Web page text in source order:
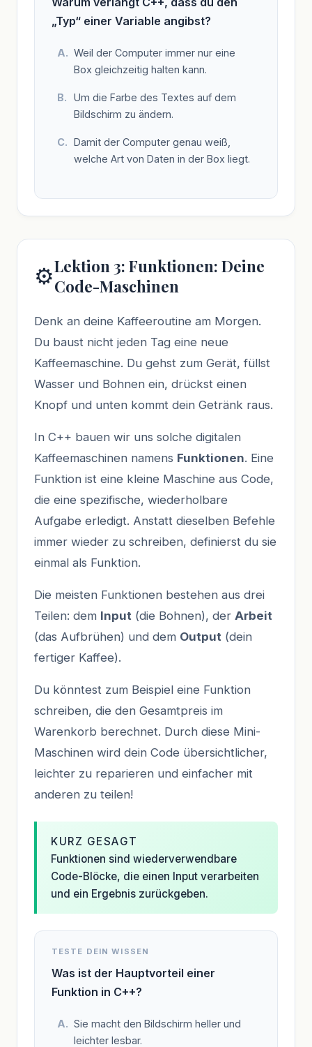
„Typ“ einer Variable angibst?
Weil der Computer immer nur eine
Box gleichzeitig halten kann.
Um die Farbe des Textes auf dem
Bildschirm zu ändern.
Damit der Computer genau weiß,
welche Art von Daten in der Box liegt.
⚙️Lektion 3: Funktionen: Deine
Code-Maschinen
Denk an deine Kaffeeroutine am Morgen.
Du baust nicht jeden Tag eine neue
Kaffeemaschine. Du gehst zum Gerät, füllst
Wasser und Bohnen ein, drückst einen
Knopf und unten kommt dein Getränk raus.
In C++ bauen wir uns solche digitalen
Kaffeemaschinen namens Funktionen. Eine
Funktion ist eine kleine Maschine aus Code,
die eine spezifische, wiederholbare
Aufgabe erledigt. Anstatt dieselben Befehle
immer wieder zu schreiben, definierst du sie
einmal als Funktion.
Die meisten Funktionen bestehen aus drei
Teilen: dem Input (die Bohnen), der Arbeit
(das Aufbrühen) und dem Output (dein
fertiger Kaffee).
Du könntest zum Beispiel eine Funktion
schreiben, die den Gesamtpreis im
Warenkorb berechnet. Durch diese Mini-
Maschinen wird dein Code übersichtlicher,
leichter zu reparieren und einfacher mit
anderen zu teilen!
KURZ GESAGT
Funktionen sind wiederverwendbare
Code-Blöcke, die einen Input verarbeiten
und ein Ergebnis zurückgeben.
TESTE DEIN WISSEN
Was ist der Hauptvorteil einer
Funktion in C++?
Sie macht den Bildschirm heller und
leichter lesbar.